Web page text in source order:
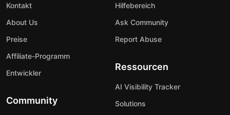
Kontakt
About Us
Preise
Affiliate-Programm
Entwickler
Community
Hilfebereich
Ask Community
Report Abuse
Ressourcen
AI Visibility Tracker
Solutions